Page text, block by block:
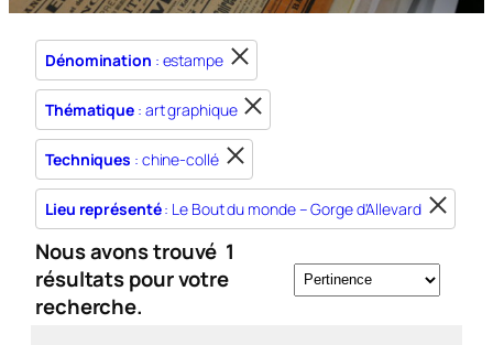
Dénomination : estampe
Thématique : art graphique
Techniques : chine-collé
Lieu représenté: Le Bout du monde – Gorge d'Allevard
Nous avons trouvé 1
résultats pour votre
recherche.